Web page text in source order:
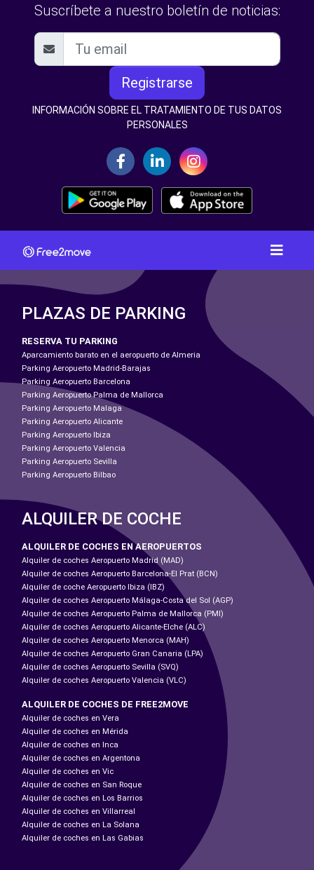
Suscríbete a nuestro boletín de noticias:
Registrarse
INFORMACIÓN SOBRE EL TRATAMIENTO DE TUS DATOS
PERSONALES
PLAZAS DE PARKING
RESERVA TU PARKING
Aparcamiento barato en el aeropuerto de Almeria
Parking Aeropuerto Madrid-Barajas
Parking Aeropuerto Barcelona
Parking Aeropuerto Palma de Mallorca
Parking Aeropuerto Malaga
Parking Aeropuerto Alicante
Parking Aeropuerto Ibiza
Parking Aeropuerto Valencia
Parking Aeropuerto Sevilla
Parking Aeropuerto Bilbao
ALQUILER DE COCHE
ALQUILER DE COCHES EN AEROPUERTOS
Alquiler de coches Aeropuerto Madrid (MAD)
Alquiler de coches Aeropuerto Barcelona-El Prat (BCN)
Alquiler de coche Aeropuerto Ibiza (IBZ)
Alquiler de coches Aeropuerto Málaga-Costa del Sol (AGP)
Alquiler de coches Aeropuerto Palma de Mallorca (PMI)
Alquiler de coches Aeropuerto Alicante-Elche (ALC)
Alquiler de coches Aeropuerto Menorca (MAH)
Alquiler de coches Aeropuerto Gran Canaria (LPA)
Alquiler de coches Aeropuerto Sevilla (SVQ)
Alquiler de coches Aeropuerto Valencia (VLC)
ALQUILER DE COCHES DE FREE2MOVE
Alquiler de coches en Vera
Alquiler de coches en Mérida
Alquiler de coches en Inca
Alquiler de coches en Argentona
Alquiler de coches en Vic
Alquiler de coches en San Roque
Alquiler de coches en Los Barrios
Alquiler de coches en Villarreal
Alquiler de coches en La Solana
Alquiler de coches en Las Gabias